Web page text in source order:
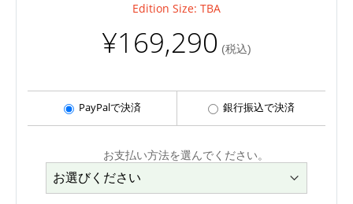
Edition Size: TBA
¥169,290 (税込)
PayPalで決済 銀行振込で決済
お支払い方法を選んでください。